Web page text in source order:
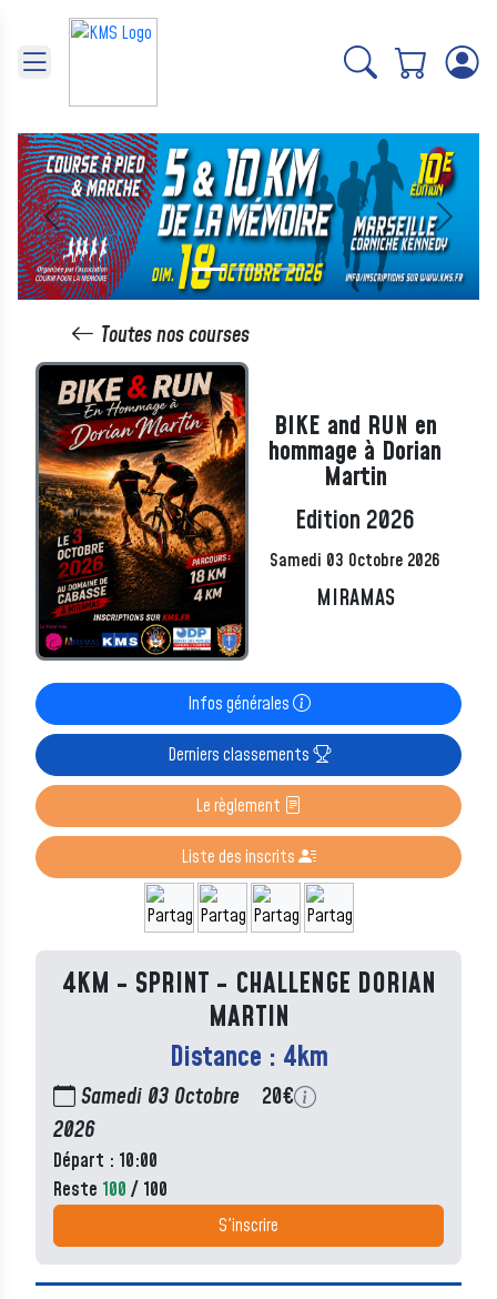
Précédent Suivant
Toutes nos courses
BIKE and RUN en
hommage à Dorian
Martin
Edition 2026
Samedi 03 Octobre 2026
MIRAMAS
Infos générales
Derniers classements
Le règlement
Liste des inscrits
4KM - SPRINT - CHALLENGE DORIAN
MARTIN
Distance : 4km
Samedi 03 Octobre
2026
Départ : 10:00
Reste 100 / 100
20€
S'inscrire
Panneau de gestion des cookies